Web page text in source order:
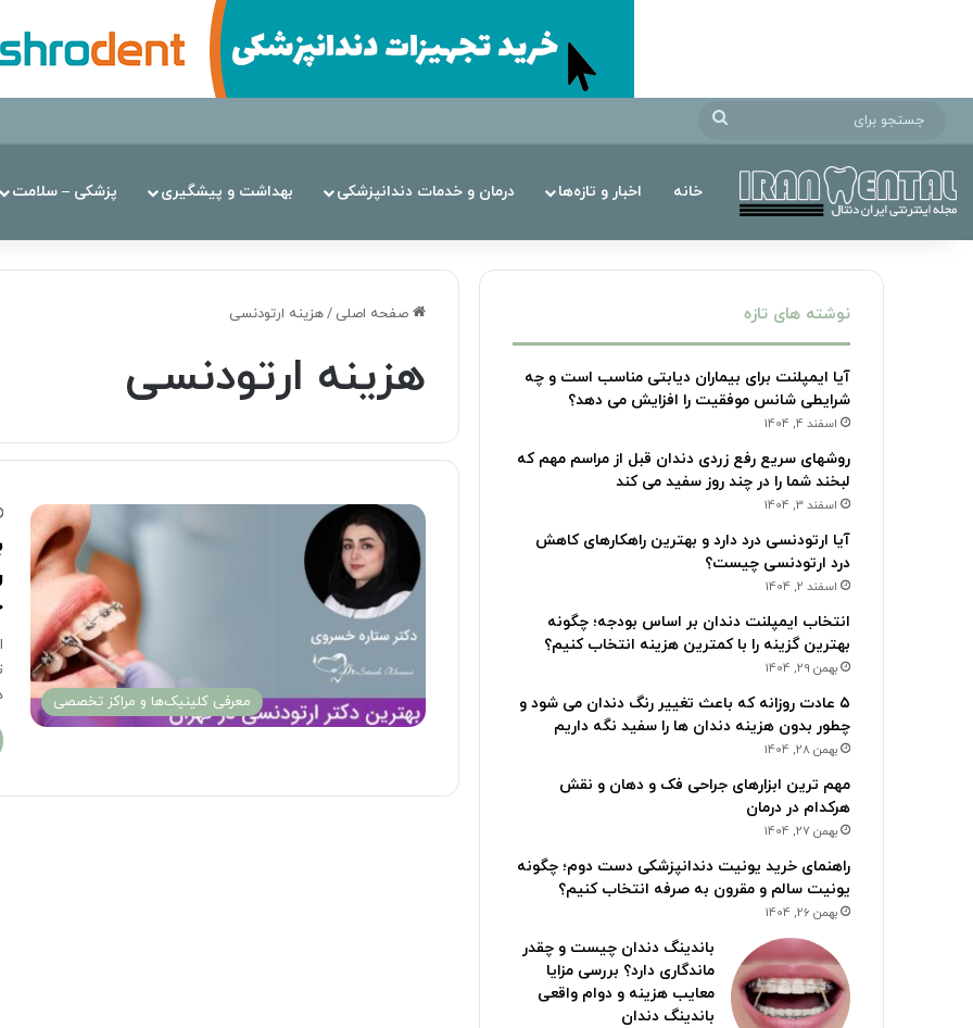
جستجو
خانه اخبار و تازه‌ها درمان‌ و خدمات دندانپزشکی بهداشت و پیشگیری پزشکی – سلامت
صفحه اصلی /هزینه ارتودنسی
هزینه ارتودنسی
معرفی کلینیک‌ها و مراکز تخصصی
نوشته های تازه
آیا ایمپلنت برای بیماران دیابتی مناسب است و چه
شرایطی شانس موفقیت را افزایش می دهد؟
اسفند 4, 1404
روشهای سریع رفع زردی دندان قبل از مراسم مهم که
لبخند شما را در چند روز سفید می کند
اسفند 3, 1404
آیا ارتودنسی درد دارد و بهترین راهکارهای کاهش
درد ارتودنسی چیست؟
اسفند 2, 1404
انتخاب ایمپلنت دندان بر اساس بودجه؛ چگونه
بهترین گزینه را با کمترین هزینه انتخاب کنیم؟
بهمن 29, 1404
۵ عادت روزانه که باعث تغییر رنگ دندان می شود و
چطور بدون هزینه دندان ها را سفید نگه داریم
بهمن 28, 1404
مهم ترین ابزارهای جراحی فک و دهان و نقش
هرکدام در درمان
بهمن 27, 1404
راهنمای خرید یونیت دندانپزشکی دست دوم؛ چگونه
یونیت سالم و مقرون به صرفه انتخاب کنیم؟
بهمن 26, 1404
باندینگ دندان چیست و چقدر
ماندگاری دارد؟ بررسی مزایا
معایب هزینه و دوام واقعی
باندینگ دندان